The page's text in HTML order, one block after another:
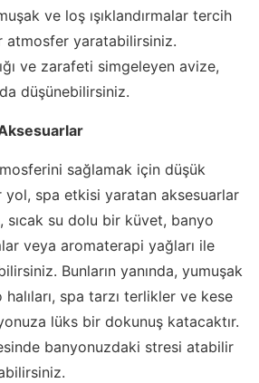
ve loş ışıklandırmalar tercih
atmosfer yaratabilirsiniz.
ve zarafeti simgeleyen avize,
düşünebilirsiniz.
sağlamak için düşük
spa etkisi yaratan aksesuarlar
sıcak su dolu bir küvet, banyo
veya aromaterapi yağları ile
Bunların yanında, yumuşak
spa tarzı terlikler ve kese
lüks bir dokunuş katacaktır.
banyonuzdaki stresi atabilir